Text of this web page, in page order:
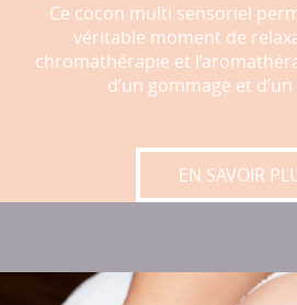
Ce cocon multi sensoriel
véritable moment de
chromathérapie et
d’un gommage et
EN SAVOIR